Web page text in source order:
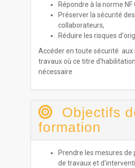
Répondre à la norme NF
Préserver la sécurité des
collaborateurs,
Réduire les risques
Accéder en toute sécurité aux
travaux où ce titre
nécessaire
Objectifs
formation
Prendre les mesures de
de travaux et